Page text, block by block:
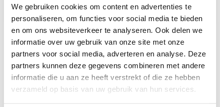
We gebruiken cookies om content en advertenties te
personaliseren, om functies voor social media te bieden
en om ons websiteverkeer te analyseren. Ook delen we
informatie over uw gebruik van onze site met onze
partners voor social media, adverteren en analyse. Deze
partners kunnen deze gegevens combineren met andere
informatie die u aan ze heeft verstrekt of die ze hebben
verzameld op basis van uw gebruik van hun services.
A-klasse niet beschikbaar
B-klasse niet beschikbaar